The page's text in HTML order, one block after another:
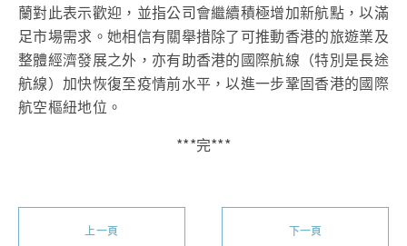
蘭對此表示歡迎，並指公司會繼續積極增加新航點，以滿
足市場需求。她相信有關舉措除了可推動香港的旅遊業及
整體經濟發展之外，亦有助香港的國際航線（特別是長途
航線）加快恢復至疫情前水平，以進一步鞏固香港的國際
航空樞紐地位。
***完***
上一頁 下一頁